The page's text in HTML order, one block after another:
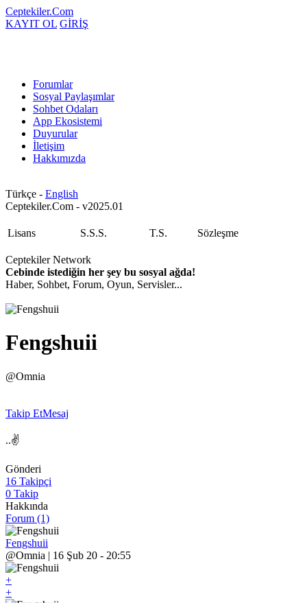
Ceptekiler.Com
KAYIT OL GİRİŞ
Forumlar
Sosyal Paylaşımlar
Sohbet Odaları
App Ekosistemi
Duyurular
İletişim
Hakkımızda
Türkçe - English
Ceptekiler.Com - v2025.01
Lisans S.S.S. T.S. Sözleşme
Ceptekiler Network
Cebinde istediğin her şey bu sosyal ağda!
Haber, Sohbet, Forum, Oyun, Servisler...
Fengshuii
@Omnia
Takip EtMesaj
..✌
Gönderi
16 Takipçi
0 Takip
Hakkında
Forum (1)
Fengshuii
@Omnia | 16 Şub 20 - 20:55
+
+